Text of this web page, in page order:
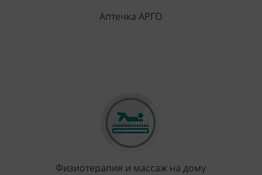
Аптечка АРГО
Физиотерапия и массаж на дому